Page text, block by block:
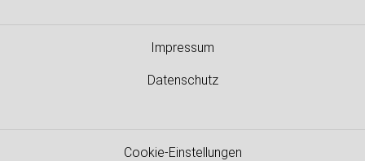
Impressum
Datenschutz
Cookie-Einstellungen